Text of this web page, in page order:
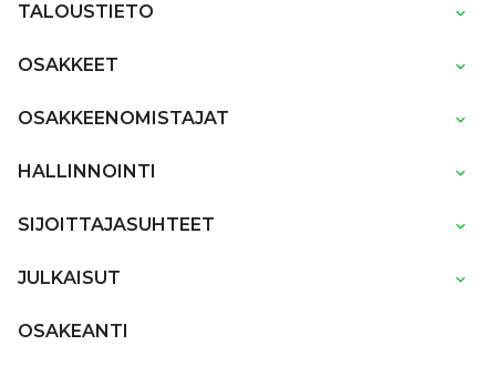
TALOUSTIETO
OSAKKEET
OSAKKEENOMISTAJAT
HALLINNOINTI
SIJOITTAJASUHTEET
JULKAISUT
OSAKEANTI